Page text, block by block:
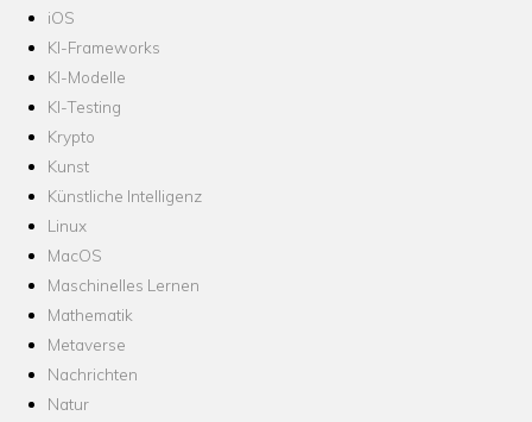
iOS
KI-Frameworks
KI-Modelle
KI-Testing
Krypto
Kunst
Künstliche Intelligenz
Linux
MacOS
Maschinelles Lernen
Mathematik
Metaverse
Nachrichten
Natur